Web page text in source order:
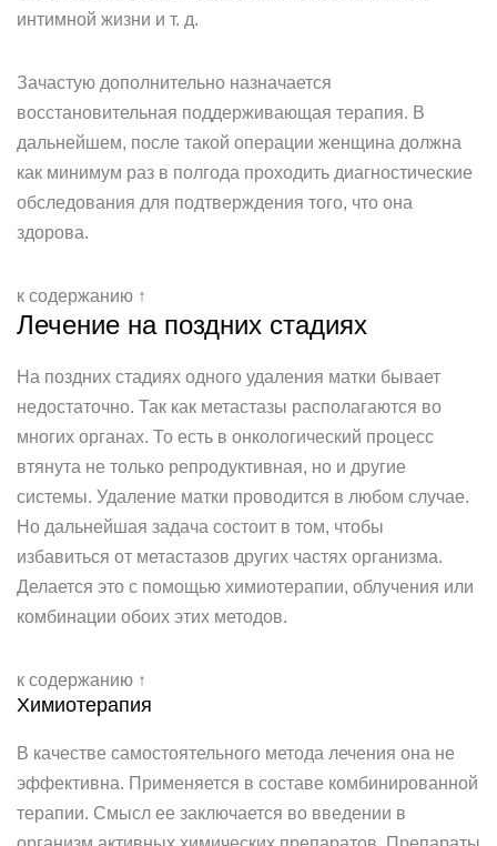
интимной жизни и т. д.
Зачастую дополнительно назначается
восстановительная поддерживающая терапия. В
дальнейшем, после такой операции женщина должна
как минимум раз в полгода проходить диагностические
обследования для подтверждения того, что она
здорова.
к содержанию ↑
Лечение на поздних стадиях
На поздних стадиях одного удаления матки бывает
недостаточно. Так как метастазы располагаются во
многих органах. То есть в онкологический процесс
втянута не только репродуктивная, но и другие
системы. Удаление матки проводится в любом случае.
Но дальнейшая задача состоит в том, чтобы
избавиться от метастазов других частях организма.
Делается это с помощью химиотерапии, облучения или
комбинации обоих этих методов.
к содержанию ↑
Химиотерапия
В качестве самостоятельного метода лечения она не
эффективна. Применяется в составе комбинированной
терапии. Смысл ее заключается во введении в